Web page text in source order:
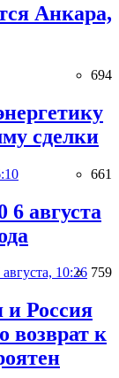
Анкара,
694
сделки
661
августа
августа, 10:26 759
Россия
возврат к